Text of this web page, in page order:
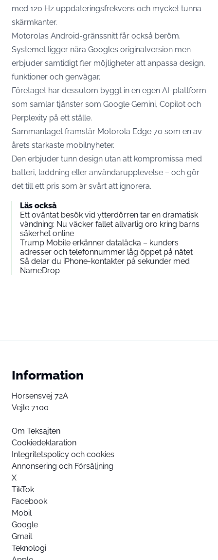
med 120 Hz uppdateringsfrekvens och mycket tunna
skärmkanter.
Motorolas Android-gränssnitt får också beröm.
Systemet ligger nära Googles originalversion men
erbjuder samtidigt fler möjligheter att anpassa design,
funktioner och genvägar.
Företaget har dessutom byggt in en egen AI-plattform
som samlar tjänster som Google Gemini, Copilot och
Perplexity på ett ställe.
Sammantaget framstår Motorola Edge 70 som en av
årets starkaste mobilnyheter.
Den erbjuder tunn design utan att kompromissa med
batteri, laddning eller användarupplevelse – och gör
det till ett pris som är svårt att ignorera.
Läs också
Ett oväntat besök vid ytterdörren tar en dramatisk
vändning: Nu väcker fallet allvarlig oro kring barns
säkerhet online
Trump Mobile erkänner dataläcka – kunders
adresser och telefonnummer låg öppet på nätet
Så delar du iPhone-kontakter på sekunder med
NameDrop
Information
Horsensvej 72A
Vejle 7100
Om Teksajten
Cookiedeklaration
Integritetspolicy och cookies
Annonsering och Försäljning
X
TikTok
Facebook
Mobil
Google
Gmail
Teknologi